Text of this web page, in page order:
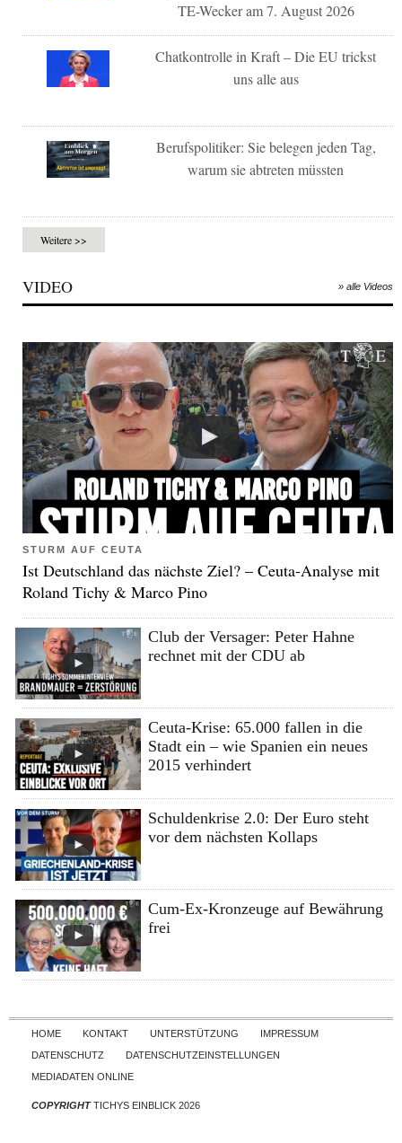
TE-Wecker am 7. August 2026
Chatkontrolle in Kraft – Die EU trickst
uns alle aus
Berufspolitiker: Sie belegen jeden Tag,
warum sie abtreten müssten
Weitere >>
VIDEO » alle Videos
STURM AUF CEUTA
Ist Deutschland das nächste Ziel? – Ceuta-Analyse mit
Roland Tichy & Marco Pino
Club der Versager: Peter Hahne
rechnet mit der CDU ab
Ceuta-Krise: 65.000 fallen in die
Stadt ein – wie Spanien ein neues
2015 verhindert
Schuldenkrise 2.0: Der Euro steht
vor dem nächsten Kollaps
Cum-Ex-Kronzeuge auf Bewährung
frei
Skip to content
HOME KONTAKT UNTERSTÜTZUNG
IMPRESSUM
DATENSCHUTZ
DATENSCHUTZEINSTELLUNGEN
MEDIADATEN ONLINE
COPYRIGHTTICHYS EINBLICK 2026